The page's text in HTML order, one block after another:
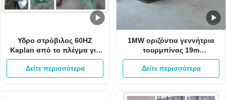
Υδρο στρόβιλος 60HZ
Kaplan από το πλέγμα για
το μίνι υδρο στρόβιλο
Kaplan σταθμών κάθετο
Δείτε περισσότερα
1MW οριζόντια γεννήτρια
τουρμπίνας 19m
μανομετρικό ύψος στήλης
νερού 6.2m3/S Kaplan
Δείτε περισσότερα